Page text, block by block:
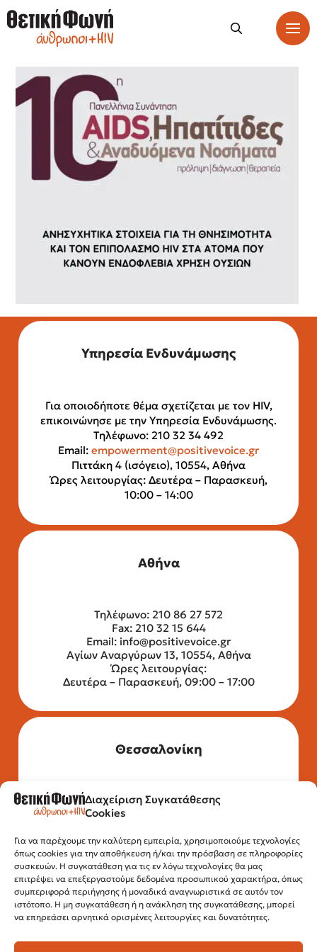
Διαχείριση Συγκατάθεσης
Cookies
Για να παρέχουμε την καλύτερη εμπειρία, χρησιμοποιούμε τεχνολογίες
όπως cookies για την αποθήκευση ή/και την πρόσβαση σε πληροφορίες
συσκευών. Η συγκατάθεση για τις εν λόγω τεχνολογίες θα μας
επιτρέψει να επεξεργαστούμε δεδομένα προσωπικού χαρακτήρα, όπως
συμπεριφορά περιήγησης ή μοναδικά αναγνωριστικά σε αυτόν τον
ιστότοπο. Η μη συγκατάθεση ή η ανάκληση της συγκατάθεσης, μπορεί
να επηρεάσει αρνητικά ορισμένες λειτουργίες και δυνατότητες.
Υπηρεσία Ενδυνάμωσης
Για οποιοδήποτε θέμα σχετίζεται με τον HIV,
επικοινώνησε με την Υπηρεσία Ενδυνάμωσης.
Τηλέφωνο: 210 32 34 492
Email: empowerment@positivevoice.gr
Πιττάκη 4 (ισόγειο), 10554, Αθήνα
Ώρες λειτουργίας: Δευτέρα – Παρασκευή,
10:00 – 14:00
Αθήνα
Τηλέφωνο: 210 86 27 572
Fax: 210 32 15 644
Email: info@positivevoice.gr
Αγίων Αναργύρων 13, 10554, Αθήνα
Ώρες λειτουργίας:
Δευτέρα – Παρασκευή, 09:00 – 17:00
Θεσσαλονίκη
Τηλέφωνο: 2315 525 020
Fax: 210 32 15 644
Εγνατίας 112, 3ος όροφος, 54622,
Θεσσαλονίκη
Ώρες λειτουργίας:
Δευτέρα – Παρασκευή, 10:00 –14:00